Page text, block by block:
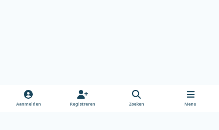
Aanmelden Registreren Zoeken Menu